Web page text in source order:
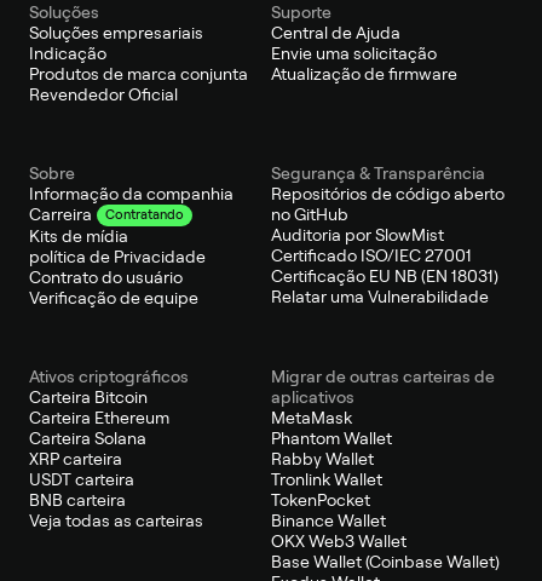
Soluções
Soluções empresariais
Indicação
Produtos de marca conjunta
Revendedor Oficial
Suporte
Central de Ajuda
Envie uma solicitação
Atualização de firmware
Sobre
Informação da companhia
Carreira
Contratando
Kits de mídia
política de Privacidade
Contrato do usuário
Verificação de equipe
Segurança & Transparência
Repositórios de código aberto
no GitHub
Auditoria por SlowMist
Certificado ISO/IEC 27001
Certificação EU NB (EN 18031)
Relatar uma Vulnerabilidade
Ativos criptográficos
Carteira Bitcoin
Carteira Ethereum
Carteira Solana
XRP carteira
USDT carteira
BNB carteira
Veja todas as carteiras
Migrar de outras carteiras de
aplicativos
MetaMask
Phantom Wallet
Rabby Wallet
Tronlink Wallet
TokenPocket
Binance Wallet
OKX Web3 Wallet
Base Wallet (Coinbase Wallet)